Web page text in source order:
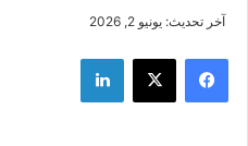
آخر تحديث: يونيو 2, 2026
فيسبوك ‫X لينكدإن